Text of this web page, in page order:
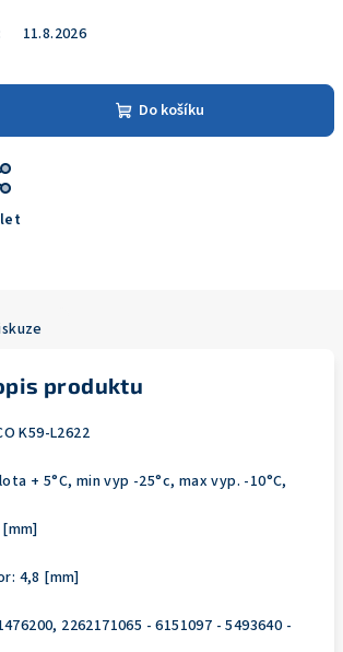
11.8.2026
Do košíku
produktu
K59-L2622
+ 5°C, min vyp -25°c, max vyp. -10°C,
4,8 [mm]
2262171065 - 6151097 - 5493640 -